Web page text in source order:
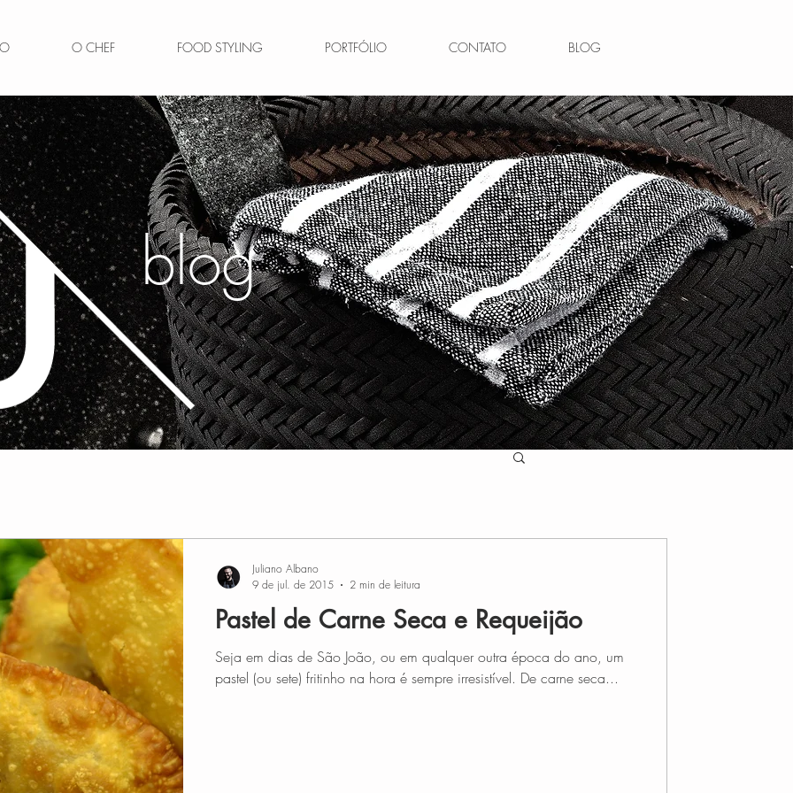
O CHEF FOOD STYLING PORTFÓLIO CONTATO BLOG
Pastel de Carne Seca e Requeijão
Seja em dias de São João, ou em qualquer outra época do ano, um
pastel (ou sete) fritinho na hora é sempre irresistível. De carne seca...
Juliano Albano
9 de jul. de 2015
2 min de leitura
blog